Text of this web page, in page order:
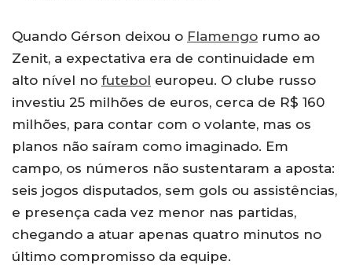
Quando Gérson deixou o Flamengo rumo ao
Zenit, a expectativa era de continuidade em
alto nível no futebol europeu. O clube russo
investiu 25 milhões de euros, cerca de R$ 160
milhões, para contar com o volante, mas os
planos não saíram como imaginado. Em
campo, os números não sustentaram a aposta:
seis jogos disputados, sem gols ou assistências,
e presença cada vez menor nas partidas,
chegando a atuar apenas quatro minutos no
último compromisso da equipe.